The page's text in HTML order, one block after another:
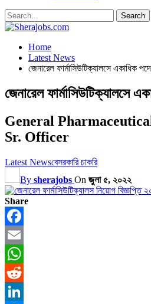
Home
Latest News
জেনারেল ফার্মাসিউটিক্যালসে একাধিক
জেনারেল ফার্মাসিউটিক্যালসে
General
Sr. Officer
Latest Newsবেসরকারি চাকরি
By sherajobs On জুলা ৫, ২০২২
Share
Facebook
Email
WhatsApp
Reddit